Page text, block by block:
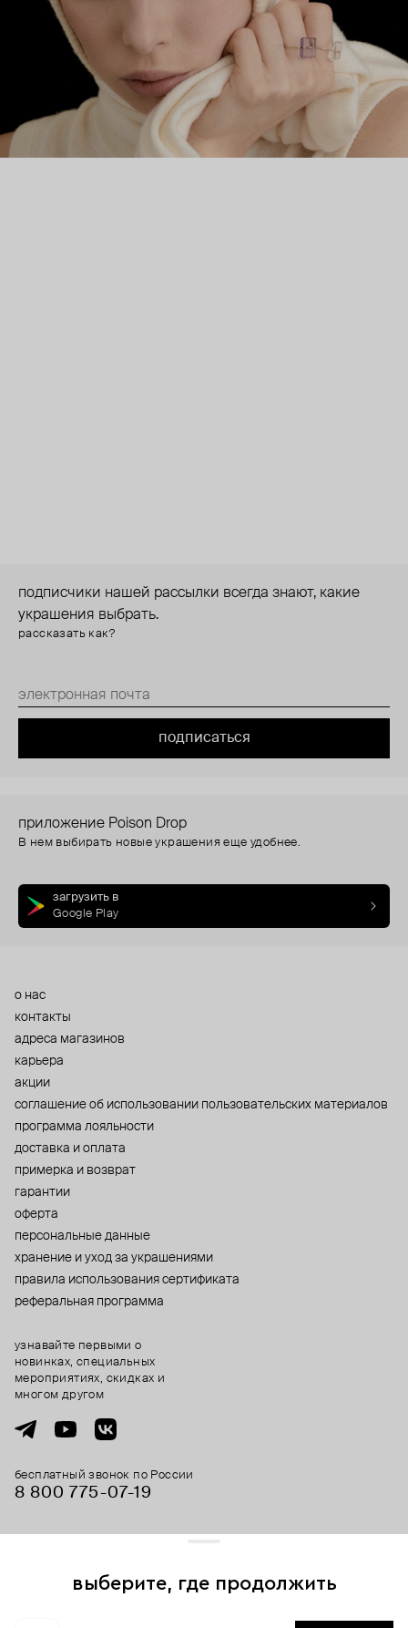
подписчики нашей рассылки всегда знают, какие
украшения выбрать.
рассказать как?
подписаться
приложение Poison Drop
В нем выбирать новые украшения еще удобнее.
загрузить в
Google Play
о нас
контакты
адреса магазинов
карьера
акции
cоглашение об использовании пользовательских материалов
программа лояльности
доставка и оплата
примерка и возврат
гарантии
оферта
персональные данные
хранение и уход за украшениями
правила использования сертификата
реферальная программа
бесплатный звонок по России
8 800 775⁠-07⁠-19
узнавайте первыми о
новинках, специальных
мероприятиях, скидках и
многом другом
выберите, где продолжить